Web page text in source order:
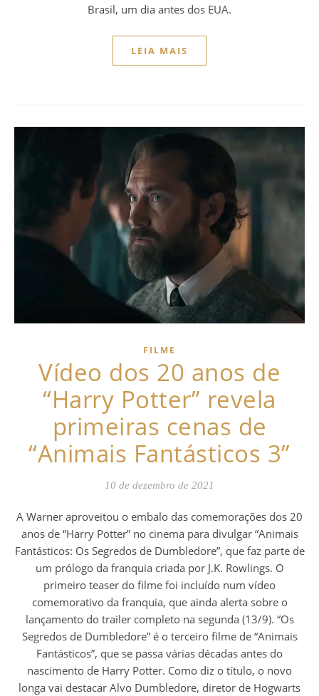
Brasil, um dia antes dos EUA.
LEIA MAIS
FILME
Vídeo dos 20 anos de
“Harry Potter” revela
primeiras cenas de
“Animais Fantásticos 3”
10 de dezembro de 2021
A Warner aproveitou o embalo das comemorações dos 20
anos de “Harry Potter” no cinema para divulgar “Animais
Fantásticos: Os Segredos de Dumbledore”, que faz parte de
um prólogo da franquia criada por J.K. Rowlings. O
primeiro teaser do filme foi incluído num vídeo
comemorativo da franquia, que ainda alerta sobre o
lançamento do trailer completo na segunda (13/9). “Os
Segredos de Dumbledore” é o terceiro filme de “Animais
Fantásticos”, que se passa várias décadas antes do
nascimento de Harry Potter. Como diz o título, o novo
longa vai destacar Alvo Dumbledore, diretor de Hogwarts